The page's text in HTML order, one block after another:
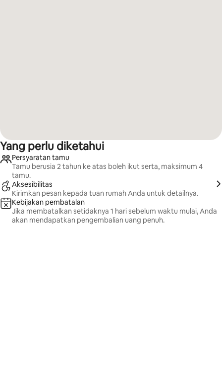
Yang perlu diketahui
Persyaratan tamu
Tamu berusia 2 tahun ke atas boleh ikut serta, maksimum 4
tamu.
Aksesibilitas
Kirimkan pesan kepada tuan rumah Anda untuk detailnya.
Kebijakan pembatalan
Jika membatalkan setidaknya 1 hari sebelum waktu mulai, Anda
akan mendapatkan pengembalian uang penuh.